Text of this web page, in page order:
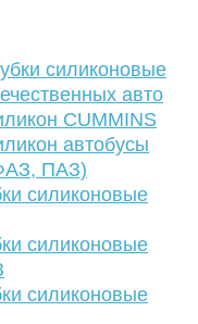
силиконовые
авто
CUMMINS
автобусы
ПАЗ)
силиконовые
силиконовые
силиконовые